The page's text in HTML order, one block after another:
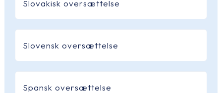
Slovakisk oversættelse
Slovensk oversættelse
Spansk oversættelse